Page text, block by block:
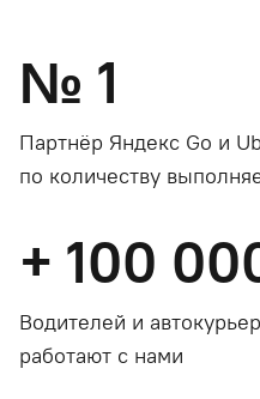
№ 1
Партнёр Яндекс Go и
по количеству
+ 100
Водителей и
работают с нами